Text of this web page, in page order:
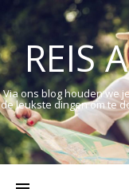
REIS
Via ons blog houden we
de leukste dingen om te